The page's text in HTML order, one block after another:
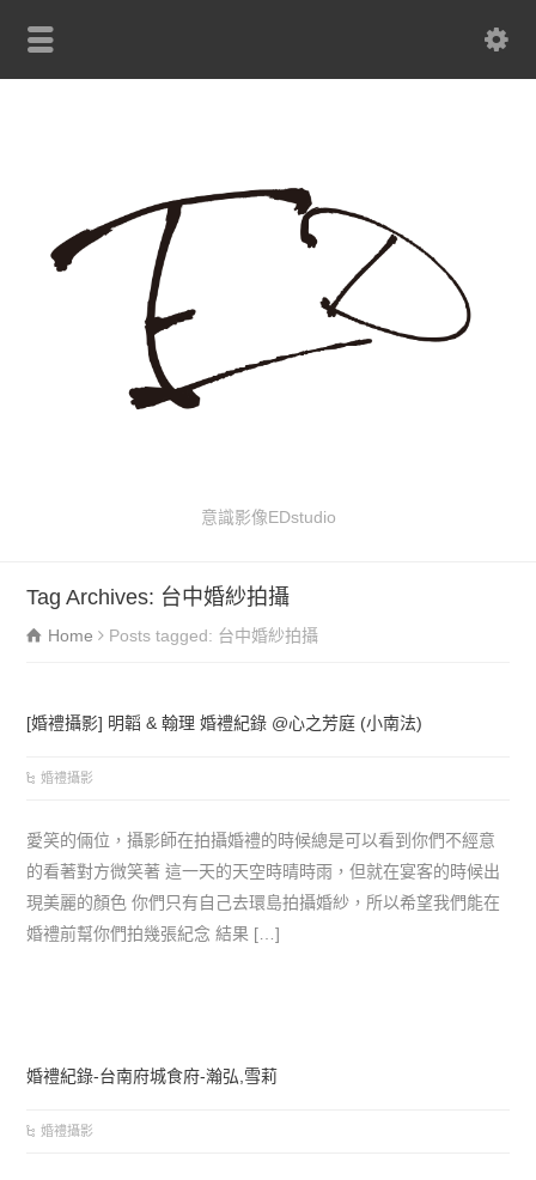
意識影像EDstudio
Tag Archives: 台中婚紗拍攝
Home Posts tagged: 台中婚紗拍攝
[婚禮攝影] 明韜 & 翰理 婚禮紀錄 @心之芳庭 (小南法)
婚禮攝影
愛笑的倆位，攝影師在拍攝婚禮的時候總是可以看到你們不經意
的看著對方微笑著 這一天的天空時晴時雨，但就在宴客的時候出
現美麗的顏色 你們只有自己去環島拍攝婚紗，所以希望我們能在
婚禮前幫你們拍幾張紀念 結果 […]
婚禮紀錄-台南府城食府-瀚弘,雪莉
婚禮攝影